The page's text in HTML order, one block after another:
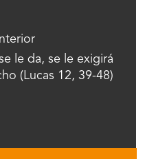
le da, se le exigirá
(Lucas 12, 39-48)